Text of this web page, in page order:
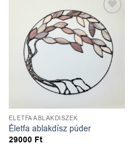
Kedvencekhez
ÉLETFA ABLAKDÍSZEK
Életfa ablakdísz púder
29000 Ft